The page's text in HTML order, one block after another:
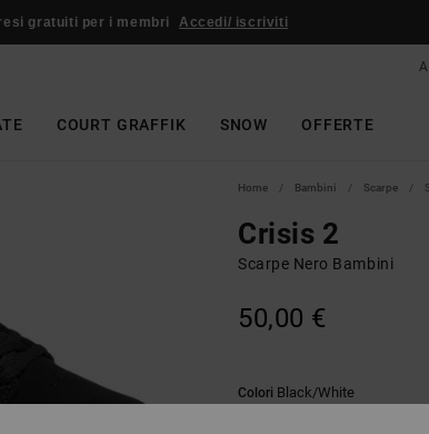
gratuiti per i membri Accedi/ iscriviti
COURT GRAFFIK SNOW OFFERTE
Home Bambini Scarpe
Crisis 2
Scarpe Nero Bambini
50,00 €
Colori Black/white